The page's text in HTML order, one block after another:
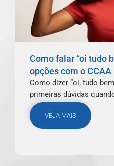
Como falar “oi tudo
opções com o CCAA
Como dizer “oi, tudo
primeiras dúvidas
VEJA MAIS